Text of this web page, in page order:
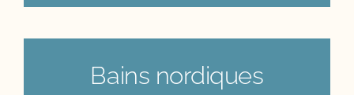
Bains nordiques